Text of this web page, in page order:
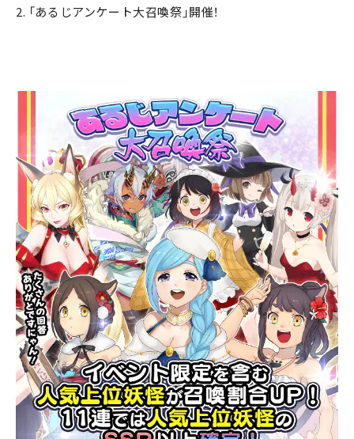
2. 「あるじアンケート大召喚祭」開催！